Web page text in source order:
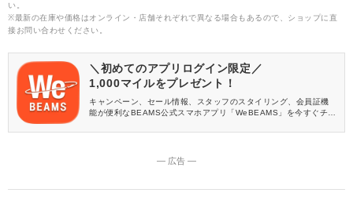
い。
※最新の在庫や価格はオンライン・店舗それぞれで異なる場合もあるので、ショップに直
接お問い合わせください。
＼初めてのアプリログイン限定／
1,000マイルをプレゼント！
キャンペーン、セール情報、スタッフのスタイリング、会員証機
能が便利なBEAMS公式スマホアプリ「WeBEAMS」を今すぐチェ
― 広告 ―